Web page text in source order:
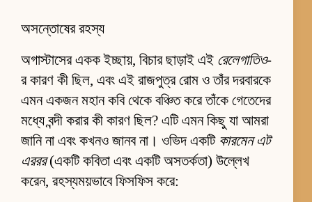
অসন্তোষের রহস্য
অগাস্টাসের একক ইচ্ছায়, বিচার ছাড়াই এই রেলেগাতিও-
র কারণ কী ছিল, এবং এই রাজপুত্র রোম ও তাঁর দরবারকে
এমন একজন মহান কবি থেকে বঞ্চিত করে তাঁকে গেতেদের
মধ্যে বন্দী করার কী কারণ ছিল? এটি এমন কিছু যা আমরা
জানি না এবং কখনও জানব না। ওভিদ একটি কারমেন এট
এররর(একটি কবিতা এবং একটি অসতর্কতা) উল্লেখ
করেন, রহস্যময়ভাবে ফিসফিস করে: